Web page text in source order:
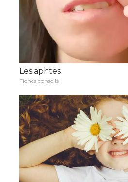
Les aphtes
Fiches conseils